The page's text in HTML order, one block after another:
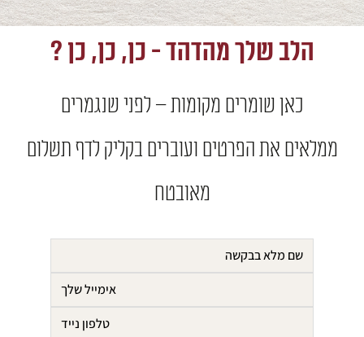
הלב שלך מהדהד - כן, כן, כן ?
כאן שומרים מקומות – לפני שנגמרים
ממלאים את הפרטים ועוברים בקליק לדף תשלום
מאובטח